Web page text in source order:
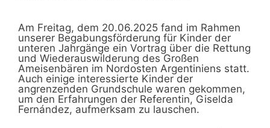
Am Freitag, dem 20.06.2025 fand im Rahmen
unserer Begabungsförderung für Kinder der
unteren Jahrgänge ein Vortrag über die Rettung
und Wiederauswilderung des Großen
Ameisenbären im Nordosten Argentiniens statt.
Auch einige interessierte Kinder der
angrenzenden Grundschule waren gekommen,
um den Erfahrungen der Referentin, Giselda
Fernández, aufmerksam zu lauschen.